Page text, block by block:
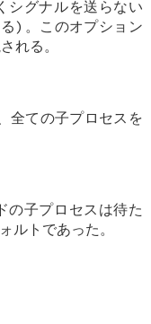
シグナルを送らない
)。このオプション
れる。
ての子プロセスを
の子プロセスは待た
トであった。